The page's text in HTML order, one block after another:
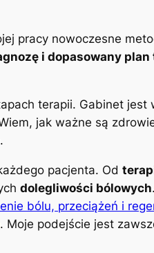
pracy nowoczesne
i dopasowany plan
terapii. Gabinet jest
jak ważne są
pacjenta. Od
dolegliwości bólowych
bólu, przeciążeń i
. Moje podejście jest